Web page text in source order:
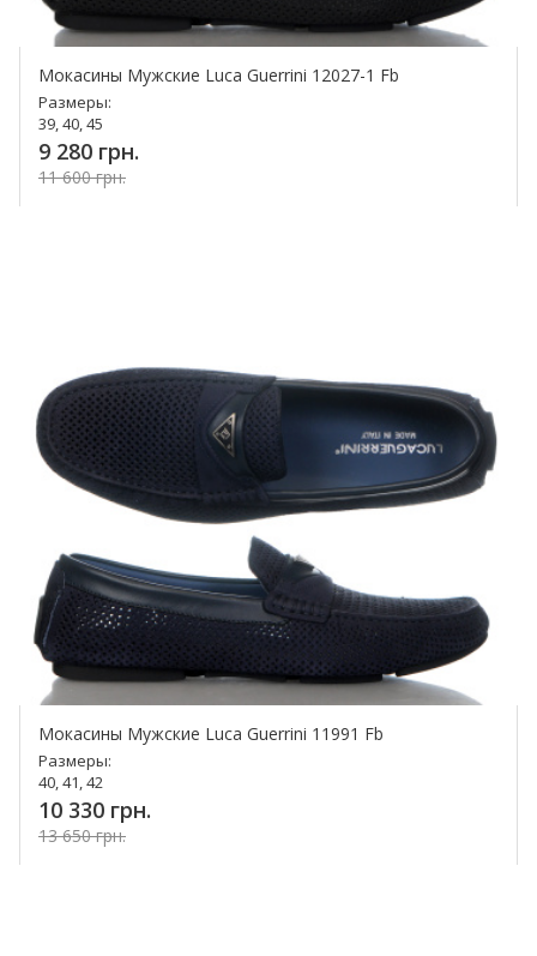
Мокасины Мужские Luca Guerrini 12027-1 Fb
Размеры:
39, 40, 45
9 280 грн.
11 600 грн.
Мокасины Мужские Luca Guerrini 11991 Fb
Размеры:
40, 41, 42
10 330 грн.
13 650 грн.